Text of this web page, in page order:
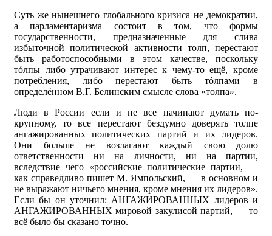
Суть же нынешнего глобального кризиса не демократии,
а парламентаризма состоит в том, что формы
государственности, предназначенные для слива
избыточной политической активности толп, перестают
быть работоспособными в этом качестве, поскольку
тóлпы либо утрачивают интерес к чему-то ещё, кроме
потребления, либо перестают быть тóлпами в
определённом В.Г. Белинским смысле слова «толпа».
Люди в России если и не все начинают думать по-
крупному, то все перестают бездумно доверять толпе
ангажированных политических партий и их лидеров.
Они больше не возлагают каждый свою долю
ответственности ни на личности, ни на партии,
вследствие чего «российские политические партии, —
как справедливо пишет М. Ямпольский, — в основном и
не выражают ничьего мнения, кроме мнения их лидеров».
Если бы он уточнил: АНГАЖИРОВАННЫХ лидеров и
АНГАЖИРОВАННЫХ мировой закулисой партий, — то
всё было бы сказано точно.